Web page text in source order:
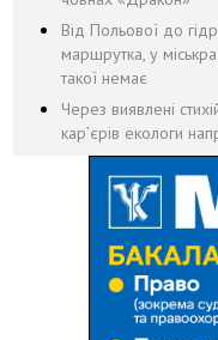
Від Польової до
маршрутка, у
такої немає
Через виявлені
кар’єрів екологи